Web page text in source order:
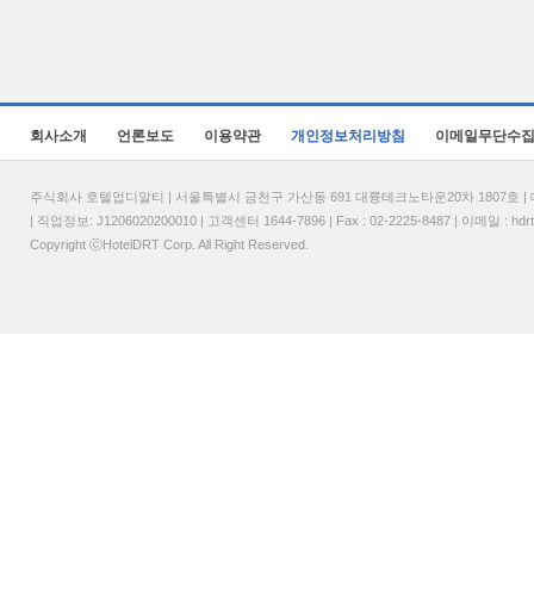
회사소개 언론보도 이용약관 개인정보처리방침 이메일무단수
주식회사 호텔업디알티 | 서울특별시 금천구 가산동 691 대륭테크노타운20차 1807
| 직업정보: J1206020200010 | 고객센터 1644-7896 | Fax : 02-2225-8487 | 이메일 :
Copyright ⓒHotelDRT Corp. All Right Reserved.